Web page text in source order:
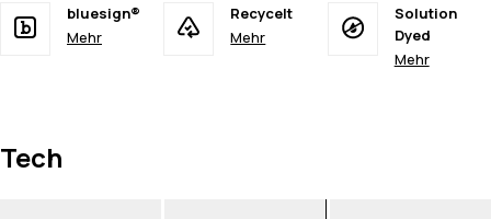
bluesign®
Mehr
Recycelt
Mehr
Solution
Dyed
Mehr
Tech